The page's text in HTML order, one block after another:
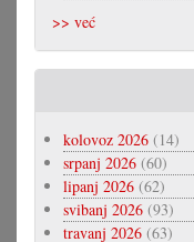
>> već
kolovoz 2026 (14)
srpanj 2026 (60)
lipanj 2026 (62)
svibanj 2026 (93)
travanj 2026 (63)